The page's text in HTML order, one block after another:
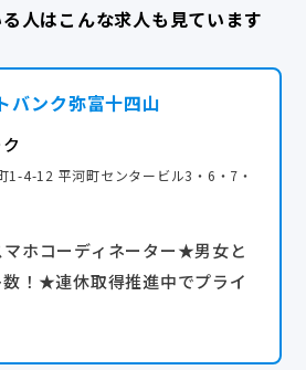
湾または国内旅行の選択制
定あり
◇
を活用し、趣味、家族との時間
人はこんな求人も見ています
バンク弥富十四山
1-4-12 平河町センタービル3・6・7・
ホコーディネーター★男女と
！★連休取得推進中でプライ